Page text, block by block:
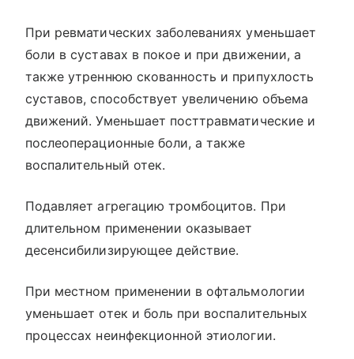
При ревматических заболеваниях уменьшает
боли в суставах в покое и при движении, а
также утреннюю скованность и припухлость
суставов, способствует увеличению объема
движений. Уменьшает посттравматические и
послеоперационные боли, а также
воспалительный отек.
Подавляет агрегацию тромбоцитов. При
длительном применении оказывает
десенсибилизирующее действие.
При местном применении в офтальмологии
уменьшает отек и боль при воспалительных
процессах неинфекционной этиологии.